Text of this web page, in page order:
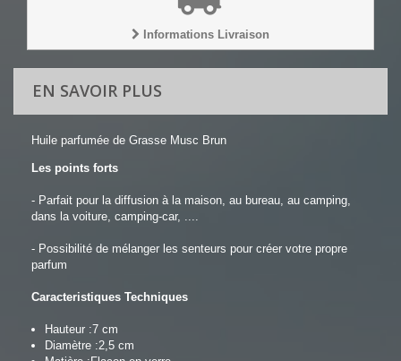
Informations Livraison
EN SAVOIR PLUS
Huile parfumée de Grasse Musc Brun
Les points forts
- Parfait pour la diffusion à la maison, au bureau, au camping,
dans la voiture, camping-car, ....
- Possibilité de mélanger les senteurs pour créer votre propre
parfum
Caracteristiques Techniques
Hauteur :7 cm
Diamètre :2,5 cm